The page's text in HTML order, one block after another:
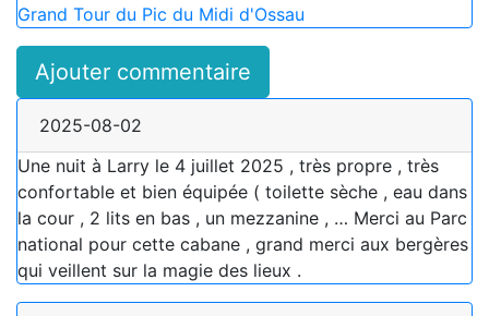
Grand Tour du Pic du Midi d'Ossau
Ajouter commentaire
2025-08-02
Une nuit à Larry le 4 juillet 2025 , très propre , très
confortable et bien équipée ( toilette sèche , eau dans
la cour , 2 lits en bas , un mezzanine , … Merci au Parc
national pour cette cabane , grand merci aux bergères
qui veillent sur la magie des lieux .